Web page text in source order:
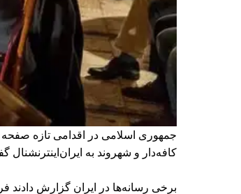
جمهوری اسلامی در اقدامی تازه
کافه‌‌دار و شهروند به